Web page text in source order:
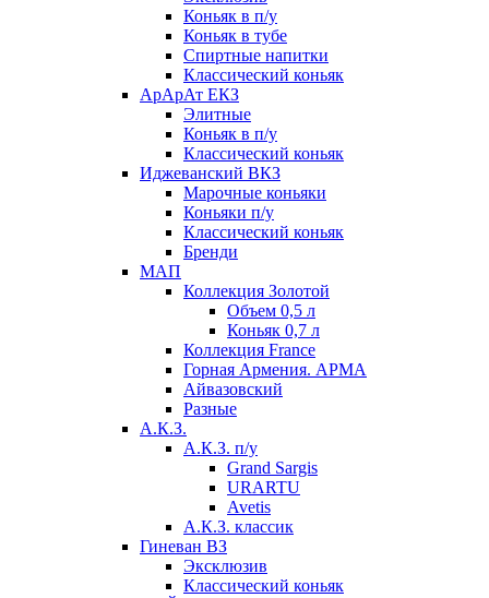
Коньяк в п/у
Коньяк в тубе
Спиртные напитки
Классический коньяк
АрАрАт ЕКЗ
Элитные
Коньяк в п/у
Классический коньяк
Иджеванский ВКЗ
Марочные коньяки
Коньяки п/у
Классический коньяк
Бренди
МАП
Коллекция Золотой
Объем 0,5 л
Коньяк 0,7 л
Коллекция France
Горная Армения. АРМА
Айвазовский
Разные
А.К.З.
А.К.З. п/у
Grand Sargis
URARTU
Avetis
А.К.З. классик
Гиневан ВЗ
Эксклюзив
Классический коньяк